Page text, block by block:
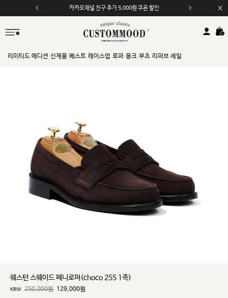
카카오채널 친구 추가 5,000원 쿠폰 할인
모바일 앱 자동 2,000원 할인
리미티드 에디션 신제품 베스트 레이스업 로퍼 몽크 부츠 리퍼브 세일
웨스턴 스웨이드 페니로퍼(choco 255 1족)
KRW 250,000원 129,000원